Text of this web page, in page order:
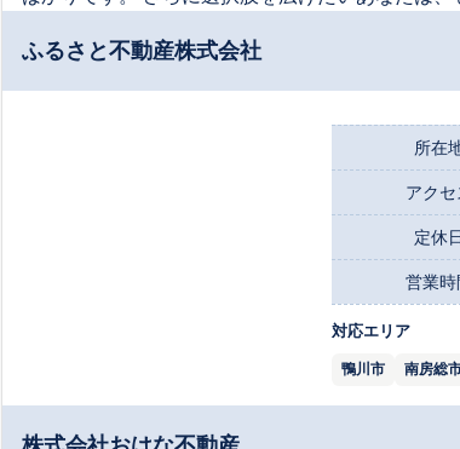
ふるさと不動産株式会社
所在
アクセ
定休
営業時
対応エリア
鴨川市 南房総